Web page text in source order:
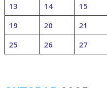
13
14 15
19
20 21
25
26 27